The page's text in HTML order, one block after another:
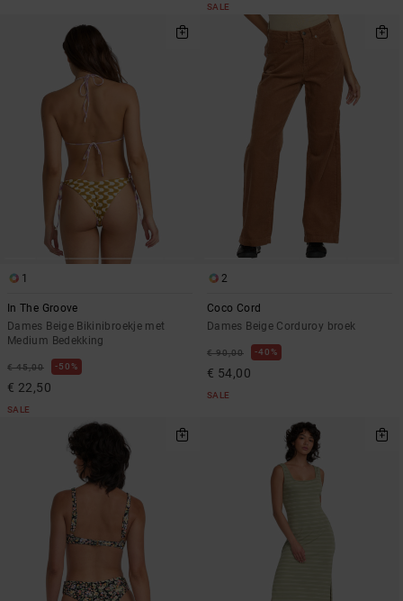
SALE
1
In The Groove
Dames Beige Bikinibroekje met
Medium Bedekking
€ 45,00 50%
€ 22,50
SALE
2
Coco Cord
Dames Beige Corduroy broek
€ 90,00 40%
€ 54,00
SALE